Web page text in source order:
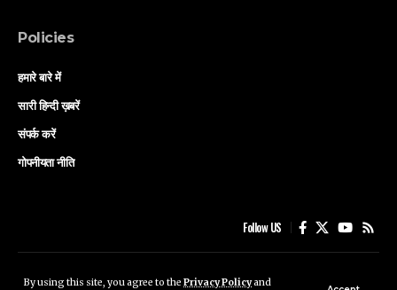
By using this site, you agree to the Privacy Policyand
Policies
हमारे बारे में
सारी हिन्दी ख़बरें
संपर्क करें
गोपनीयता नीति
Follow US
सारी हिन्दी ख़बरें संपर्क करें गोपनीयता नीति